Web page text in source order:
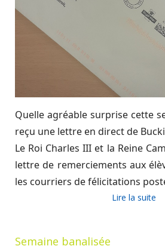
Quelle agréable surprise cette
reçu une lettre en direct de
Le Roi Charles III et la Reine
lettre de remerciements aux
les courriers de félicitations
Lire la suite
Semaine banalisée